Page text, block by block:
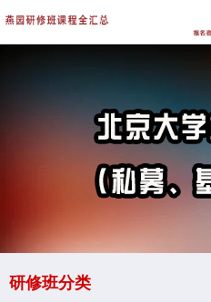
研修班分类